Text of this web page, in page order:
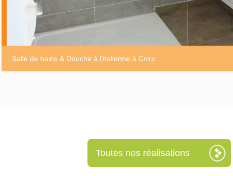
Salle de bains & Douche à l'italienne à Croix
Toutes nos réalisations